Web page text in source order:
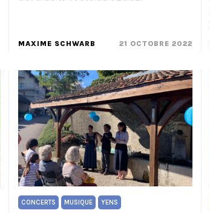
MAXIME SCHWARB 21 OCTOBRE 2022
CONCERTS MUSIQUE YENS